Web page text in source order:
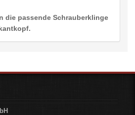
die passende Schrauberklinge